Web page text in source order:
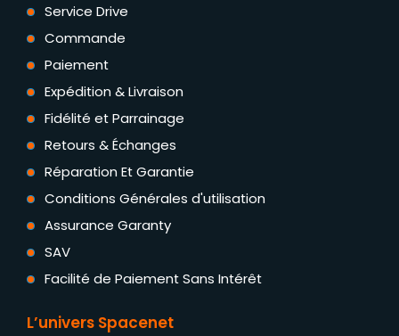
Service Drive
Commande
Paiement
Expédition & Livraison
Fidélité et Parrainage
Retours & Échanges
Réparation Et Garantie
Conditions Générales d'utilisation
Assurance Garanty
SAV
Facilité de Paiement Sans Intérêt
L’univers Spacenet